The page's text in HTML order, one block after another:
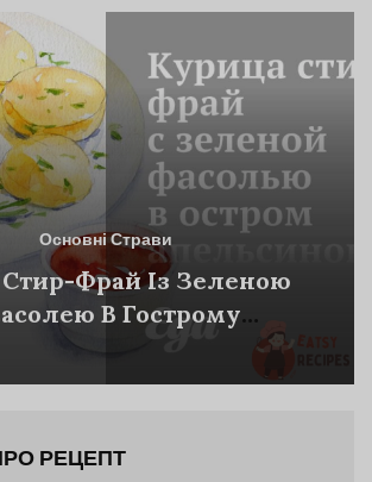
Основні Страви
Фрай Із Зеленою
В Гострому
Соусі
РЕЦЕПТ